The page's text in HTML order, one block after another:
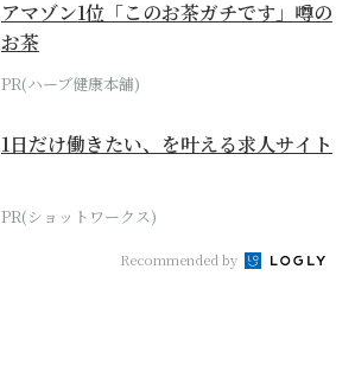
アマゾン1位「このお茶ガチです」噂の
お茶
PR(ハーブ健康本舗)
1日だけ働きたい、を叶える求人サイト
PR(ショットワークス)
Recommended by